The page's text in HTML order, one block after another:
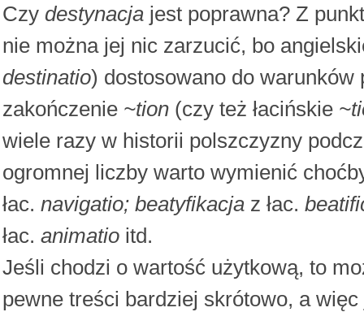
Czy destynacja jest poprawna? Z
nie można jej nic zarzucić, bo
destinatio) dostosowano do
zakończenie ~tion (czy też łacińskie
wiele razy w historii polszczyzny
ogromnej liczby warto wymienić
łac. navigatio; beatyfikacja z łac.
łac. animatio itd.
Jeśli chodzi o wartość użytkową, to
pewne treści bardziej skrótowo, a